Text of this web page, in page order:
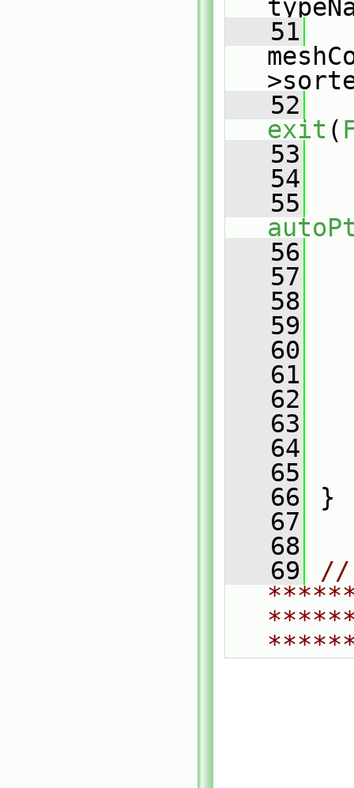
   51
   52
exit (
   53
   54
   55
   56
   57
   58
   59
   60
   61
   62
   63
   64
   65
   66
}
   67
   68
   69
//